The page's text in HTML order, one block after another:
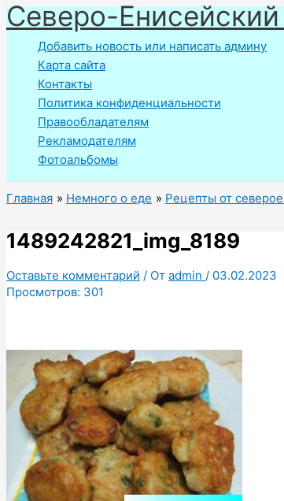
Перейти
к
содержимому
Северо-Енисейский
Добавить новость или написать админу
Карта сайта
Контакты
Политика конфиденциальности
Правообладателям
Рекламодателям
Фотоальбомы
Главная Немного о еде Рецепты от
1489242821_img_8189
Оставьте комментарий / От admin / 03.02.2023
Просмотров: 301